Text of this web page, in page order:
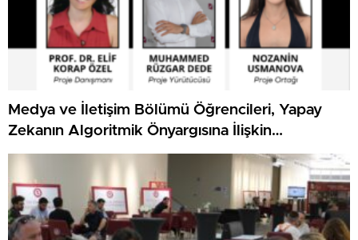
Medya ve İletişim Bölümü Öğrencileri, Yapay
Zekanın Algoritmik Önyargısına İlişkin
Farkındalık Düzeylerini Araştıracak